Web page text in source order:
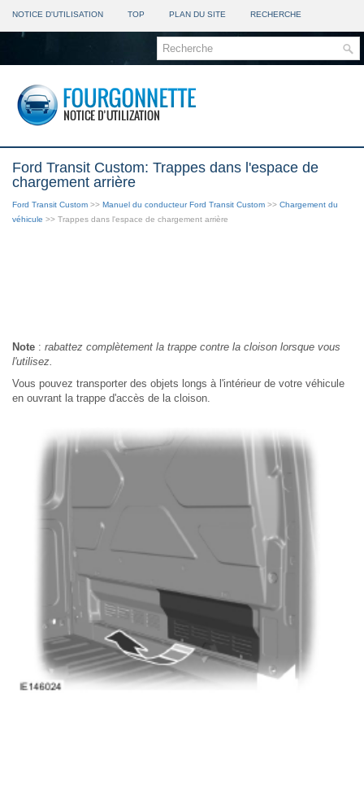
NOTICE D'UTILISATION TOP PLAN DU SITE RECHERCHE
Ford Transit Custom: Trappes dans l'espace de
chargement arrière
Ford Transit Custom >> Manuel du conducteur Ford Transit Custom >> Chargement du
véhicule >> Trappes dans l'espace de chargement arrière
Note : rabattez complètement la trappe contre la cloison lorsque vous
l'utilisez.
Vous pouvez transporter des objets longs à l'intérieur de votre véhicule
en ouvrant la trappe d'accès de la cloison.